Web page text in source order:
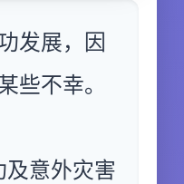
发展，因
些不幸。
及意外灾害